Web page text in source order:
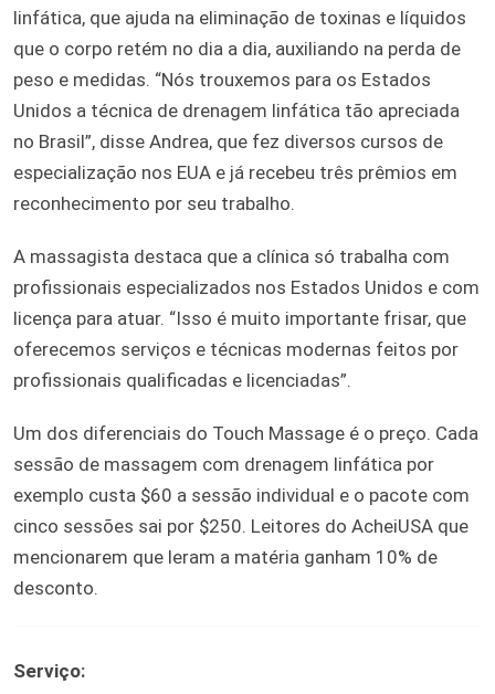
linfática, que ajuda na eliminação de toxinas e líquidos
que o corpo retém no dia a dia, auxiliando na perda de
peso e medidas. “Nós trouxemos para os Estados
Unidos a técnica de drenagem linfática tão apreciada
no Brasil”, disse Andrea, que fez diversos cursos de
especialização nos EUA e já recebeu três prêmios em
reconhecimento por seu trabalho.
A massagista destaca que a clínica só trabalha com
profissionais especializados nos Estados Unidos e com
licença para atuar. “Isso é muito importante frisar, que
oferecemos serviços e técnicas modernas feitos por
profissionais qualificadas e licenciadas”.
Um dos diferenciais do Touch Massage é o preço. Cada
sessão de massagem com drenagem linfática por
exemplo custa $60 a sessão individual e o pacote com
cinco sessões sai por $250. Leitores do AcheiUSA que
mencionarem que leram a matéria ganham 10% de
desconto.
Serviço: